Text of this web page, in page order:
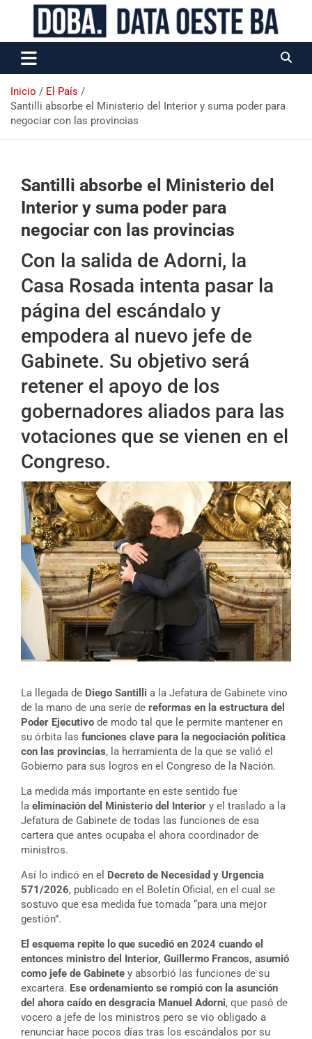
Data Oeste BA
Inicio
El País
Santilli absorbe el Ministerio del Interior y suma poder para
negociar con las provincias
Santilli absorbe el Ministerio del
Interior y suma poder para
negociar con las provincias
Con la salida de Adorni, la
Casa Rosada intenta pasar la
página del escándalo y
empodera al nuevo jefe de
Gabinete. Su objetivo será
retener el apoyo de los
gobernadores aliados para las
votaciones que se vienen en el
Congreso.
La llegada de Diego Santilli a la Jefatura de Gabinete vino
de la mano de una serie de reformas en la estructura del
Poder Ejecutivo de modo tal que le permite mantener en
su órbita las funciones clave para la negociación política
con las provincias, la herramienta de la que se valió el
Gobierno para sus logros en el Congreso de la Nación.
La medida más importante en este sentido fue
la eliminación del Ministerio del Interior y el traslado a la
Jefatura de Gabinete de todas las funciones de esa
cartera que antes ocupaba el ahora coordinador de
ministros.
Así lo indicó en el Decreto de Necesidad y Urgencia
571/2026, publicado en el Boletín Oficial, en el cual se
sostuvo que esa medida fue tomada “para una mejor
gestión”.
El esquema repite lo que sucedió en 2024 cuando el
entonces ministro del Interior, Guillermo Francos, asumió
como jefe de Gabinete y absorbió las funciones de su
excartera. Ese ordenamiento se rompió con la asunción
del ahora caído en desgracia Manuel Adorni, que pasó de
vocero a jefe de los ministros pero se vio obligado a
renunciar hace pocos días tras los escándalos por su